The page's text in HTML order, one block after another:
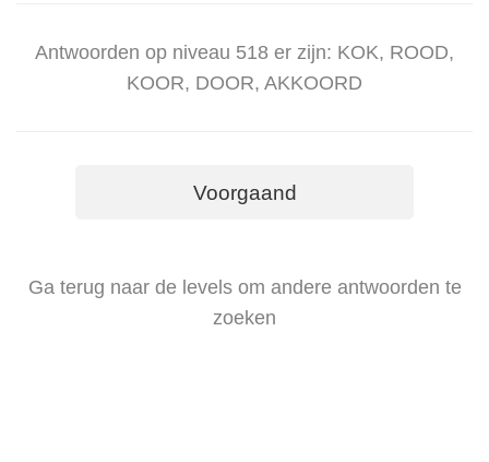
Antwoorden op niveau 518 er zijn: KOK, ROOD,
KOOR, DOOR, AKKOORD
Voorgaand
Ga terug naar de levels om andere antwoorden te
zoeken